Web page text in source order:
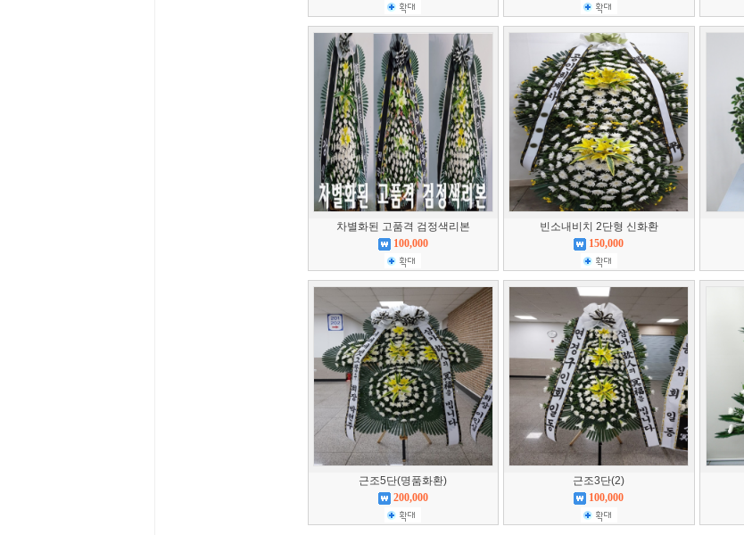
차별화된 고품격 검정색리본
100,000
빈소내비치 2단형 신화환
150,000
근조5단(명품화환)
200,000
근조3단(2)
100,000